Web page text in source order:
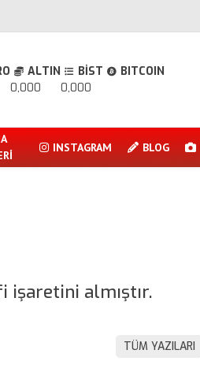
ALTIN
0,000
BİST
0,000
BITCOIN
INSTAGRAM BLOG
işaretini almıştır.
TÜM YAZILARI